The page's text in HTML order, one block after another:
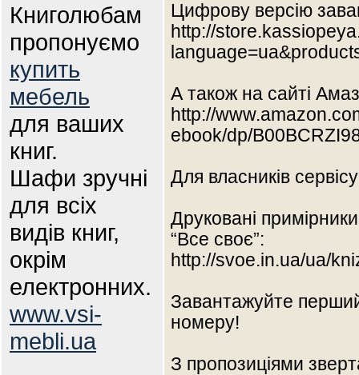
Книголюбам
пропонуємо
купить
мебель
для ваших
книг.
Шафи зручні
для всіх
видів книг,
окрім
електронних.
www.vsi-
mebli.ua
Цифрову версію
http://
А також на сайті
http://
ebook/dp/
Для власників
Друковані
“Все своє”:
http://svoe.in.ua/ua/
Завантажуйте
номеру!
З пропозиціями